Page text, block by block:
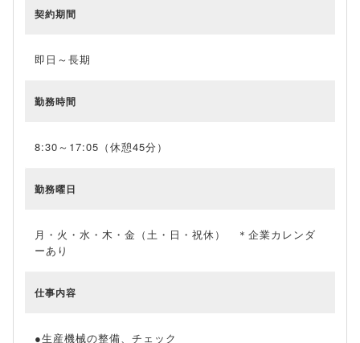
契約期間
即日～長期
勤務時間
8:30～17:05（休憩45分）
勤務曜日
月・火・水・木・金（土・日・祝休） ＊企業カレンダ
ーあり
仕事内容
●生産機械の整備、チェック